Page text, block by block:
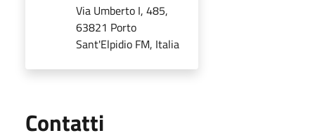
Via Umberto I, 485,
63821 Porto
Sant'Elpidio FM, Italia
Contatti